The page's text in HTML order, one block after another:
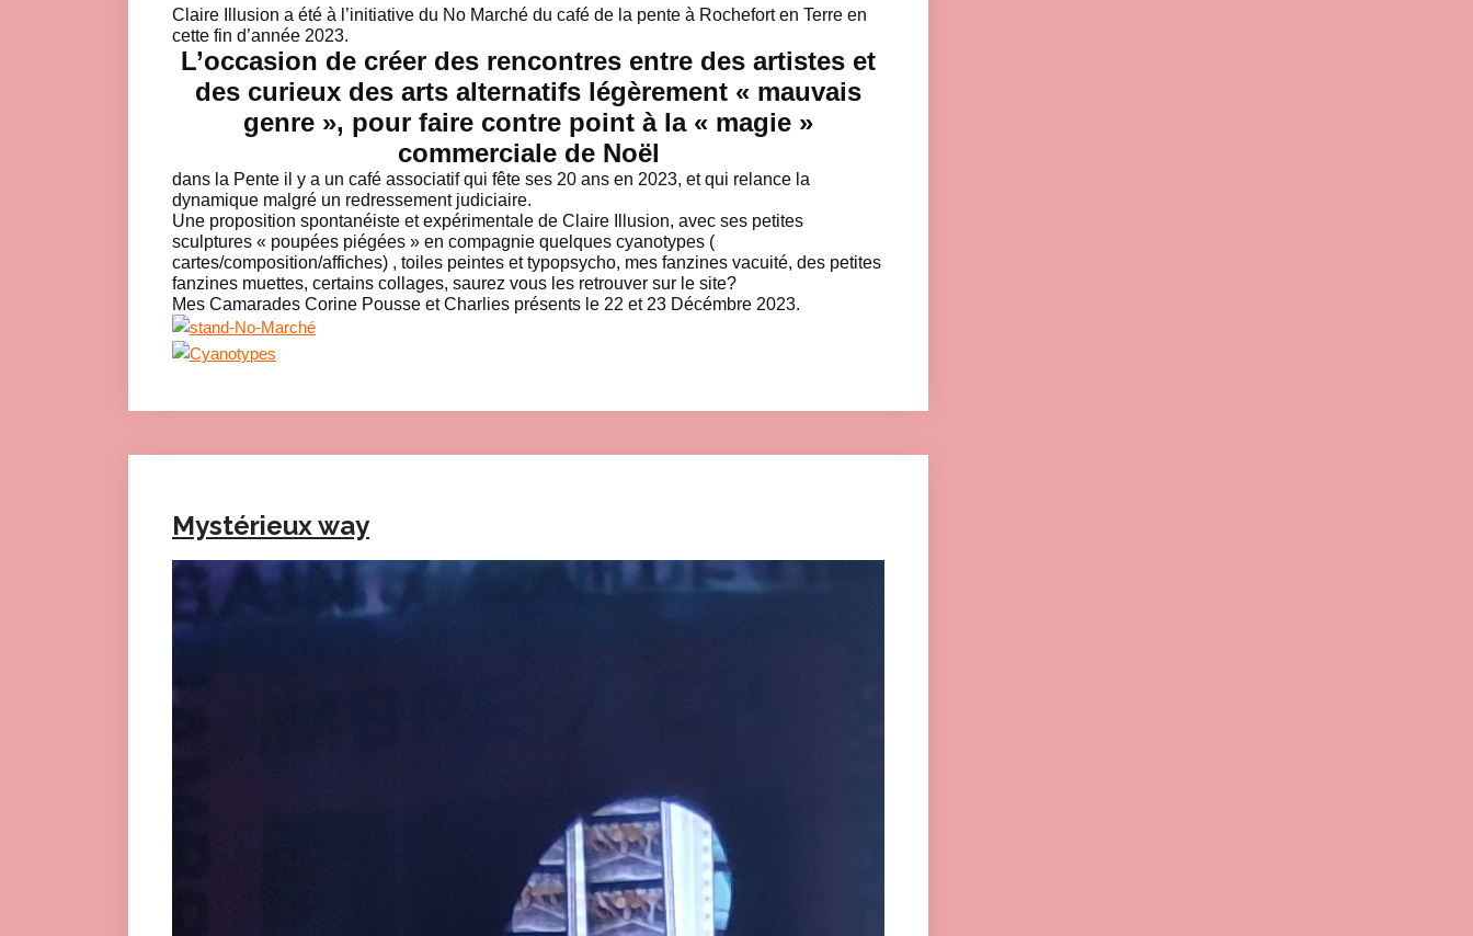
Claire Illusion a été à l’initiative du No Marché du café de la pente à Rochefort en Terre en
cette fin d’année 2023.
L’occasion de créer des rencontres entre des artistes et
des curieux des arts alternatifs légèrement « mauvais
genre », pour faire contre point à la « magie »
commerciale de Noël
dans la Pente il y a un café associatif qui fête ses 20 ans en 2023, et qui relance la
dynamique malgré un redressement judiciaire.
Une proposition spontanéiste et expérimentale de Claire Illusion, avec ses petites
sculptures « poupées piégées » en compagnie quelques cyanotypes (
cartes/composition/affiches) , toiles peintes et typopsycho, mes fanzines vacuité, des petites
fanzines muettes, certains collages, saurez vous les retrouver sur le site?
Mes Camarades Corine Pousse et Charlies présents le 22 et 23 Décémbre 2023.
Mystérieux way